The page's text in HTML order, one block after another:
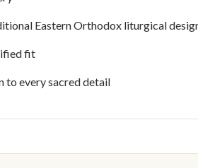
Eastern Orthodox liturgical
fit
to every sacred detail